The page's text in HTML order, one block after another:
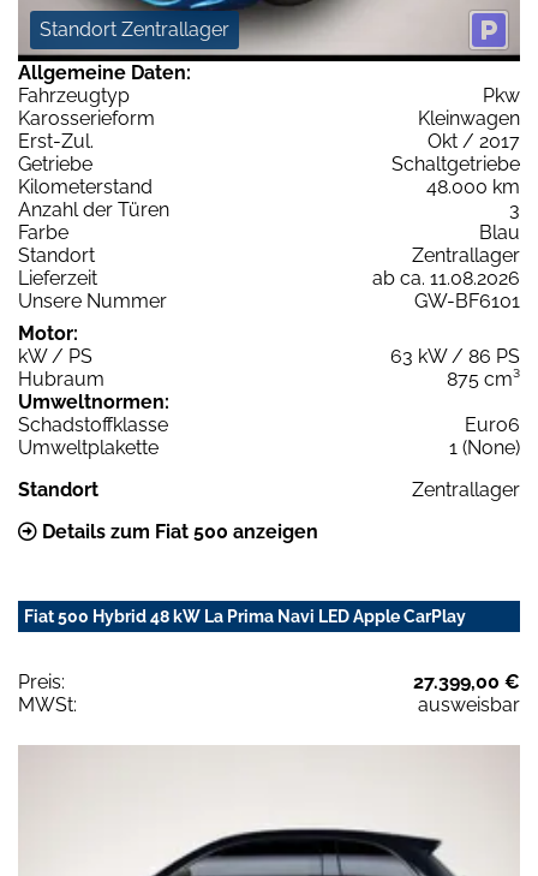
Standort Zentrallager
Allgemeine Daten:
Fahrzeugtyp
Pkw
Karosserieform
Kleinwagen
Erst-Zul.
Okt / 2017
Getriebe
Schaltgetriebe
Kilometerstand
48.000 km
Anzahl der Türen
3
Farbe
Blau
Standort
Zentrallager
Lieferzeit
ab ca. 11.08.2026
Unsere Nummer
GW-BF6101
Motor:
kW / PS
63 kW / 86 PS
Hubraum
875 cm³
Umweltnormen:
Schadstoffklasse
Euro6
Umweltplakette
1 (None)
Standort
Zentrallager
Details zum Fiat 500 anzeigen
Fiat 500 Hybrid 48 kW La Prima Navi LED Apple CarPlay
Preis:
27.399,00 €
MWSt:
ausweisbar